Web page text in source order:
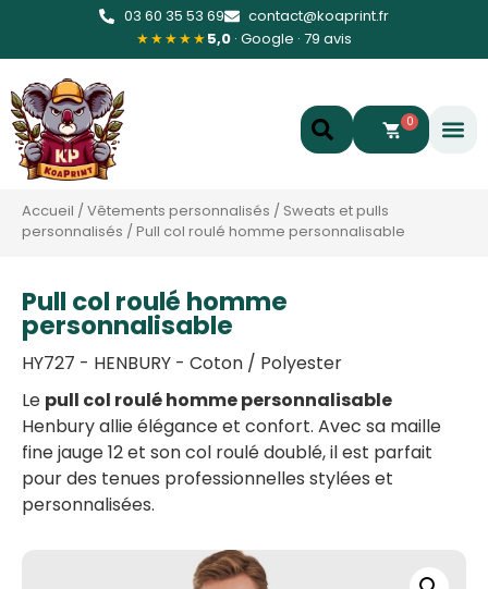
03 60 35 53 69
contact@koaprint.fr
★★★★★5,0 · Google · 79 avis
0
Accueil /Vêtements personnalisés / Sweats et pulls
personnalisés /Pull col roulé homme personnalisable
Pull col roulé homme
personnalisable
HY727 - HENBURY - Coton / Polyester
Le pull col roulé homme personnalisable
Henbury allie élégance et confort. Avec sa maille
fine jauge 12 et son col roulé doublé, il est parfait
pour des tenues professionnelles stylées et
personnalisées.